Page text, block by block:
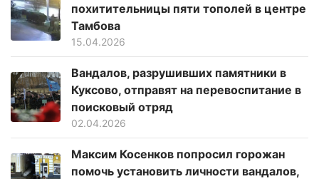
похитительницы пяти тополей в центре
Тамбова
15.04.2026
Вандалов, разрушивших памятники в
Куксово, отправят на перевоспитание в
поисковый отряд
02.04.2026
Максим Косенков попросил горожан
помочь установить личности вандалов,